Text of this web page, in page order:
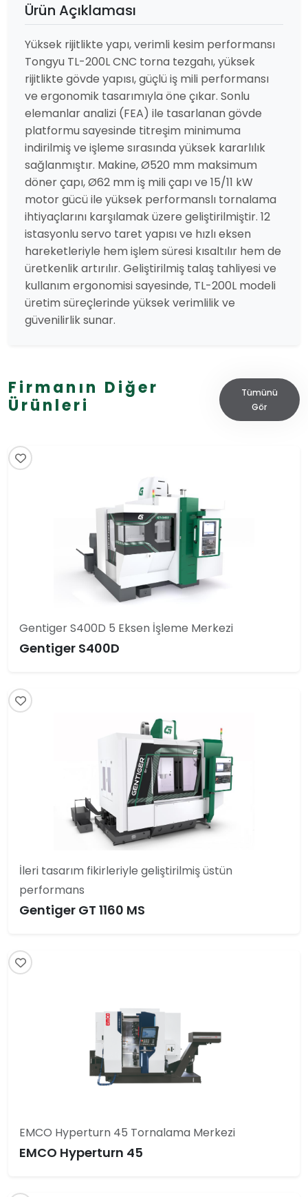
Ürün Açıklaması
Yüksek rijitlikte yapı, verimli kesim performansı
Tongyu TL-200L CNC torna tezgahı, yüksek
rijitlikte gövde yapısı, güçlü iş mili performansı
ve ergonomik tasarımıyla öne çıkar. Sonlu
elemanlar analizi (FEA) ile tasarlanan gövde
platformu sayesinde titreşim minimuma
indirilmiş ve işleme sırasında yüksek kararlılık
sağlanmıştır. Makine, Ø520 mm maksimum
döner çapı, Ø62 mm iş mili çapı ve 15/11 kW
motor gücü ile yüksek performanslı tornalama
ihtiyaçlarını karşılamak üzere geliştirilmiştir. 12
istasyonlu servo taret yapısı ve hızlı eksen
hareketleriyle hem işlem süresi kısaltılır hem de
üretkenlik artırılır. Geliştirilmiş talaş tahliyesi ve
kullanım ergonomisi sayesinde, TL-200L modeli
üretim süreçlerinde yüksek verimlilik ve
güvenilirlik sunar.
Firmanın Diğer
Ürünleri
Tümünü
Gör
Gentiger S400D 5 Eksen İşleme Merkezi
Gentiger S400D
İleri tasarım fikirleriyle geliştirilmiş üstün
performans
Gentiger GT 1160 MS
EMCO Hyperturn 45 Tornalama Merkezi
EMCO Hyperturn 45